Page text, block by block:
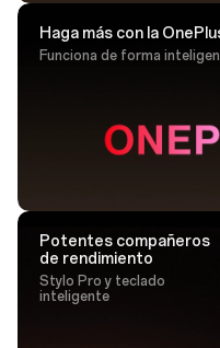
Haga más con la
Funciona de forma
Potentes compañeros
de rendimiento
Stylo Pro y teclado
inteligente
Dibuje con una